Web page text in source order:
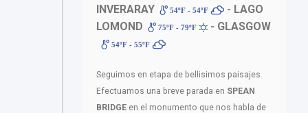
INVERARAY
54ºF - 54ºF
- LAGO
LOMOND
75ºF - 79ºF - GLASGOW
54ºF - 55ºF
Seguimos en etapa de bellisimos paisajes.
Efectuamos una breve parada en SPEAN
BRIDGE en el monumento que nos habla de